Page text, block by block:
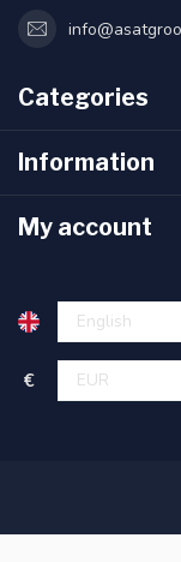
Categories
Information
My account
€